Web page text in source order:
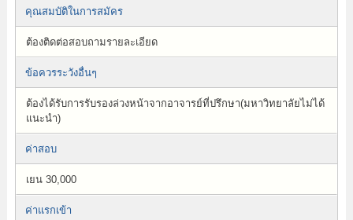
คุณสมบัติในการสมัคร
ต้องติดต่อสอบถามรายละเอียด
ข้อควรระวังอื่นๆ
ต้องได้รับการรับรองล่วงหน้าจากอาจารย์ที่ปรึกษา(มหาวิทยาลัยไม่ได้
แนะนำ)
ค่าสอบ
เยน 30,000
ค่าแรกเข้า